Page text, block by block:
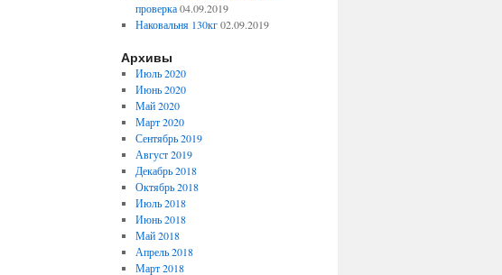
проверка 04.09.2019
Наковальня 130кг 02.09.2019
Архивы
Июль 2020
Июнь 2020
Май 2020
Март 2020
Сентябрь 2019
Август 2019
Декабрь 2018
Октябрь 2018
Июль 2018
Июнь 2018
Май 2018
Апрель 2018
Март 2018